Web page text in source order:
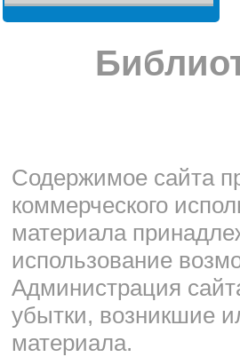
Cодержимое сайта
коммерческого
материала
использование
Администрация
убытки, возникшие
материала.